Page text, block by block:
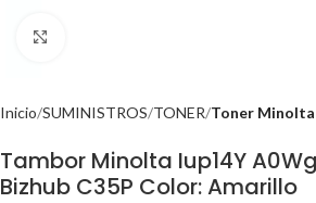
Inicio SUMINISTROS TONER Toner Minolta
Tambor Minolta Iup14Y
Bizhub C35P Color: Amarillo